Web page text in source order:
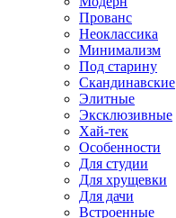
Прованс
Неоклассика
Минимализм
Под старину
Скандинавские
Элитные
Эксклюзивные
Хай-тек
Особенности
Для студии
Для хрущевки
Для дачи
Встроенные